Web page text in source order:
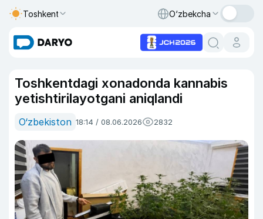
Toshkent O‘zbekcha
Toshkentdagi xonadonda kannabis
yetishtirilayotgani aniqlandi
O‘zbekiston 18:14 / 08.06.2026 2832